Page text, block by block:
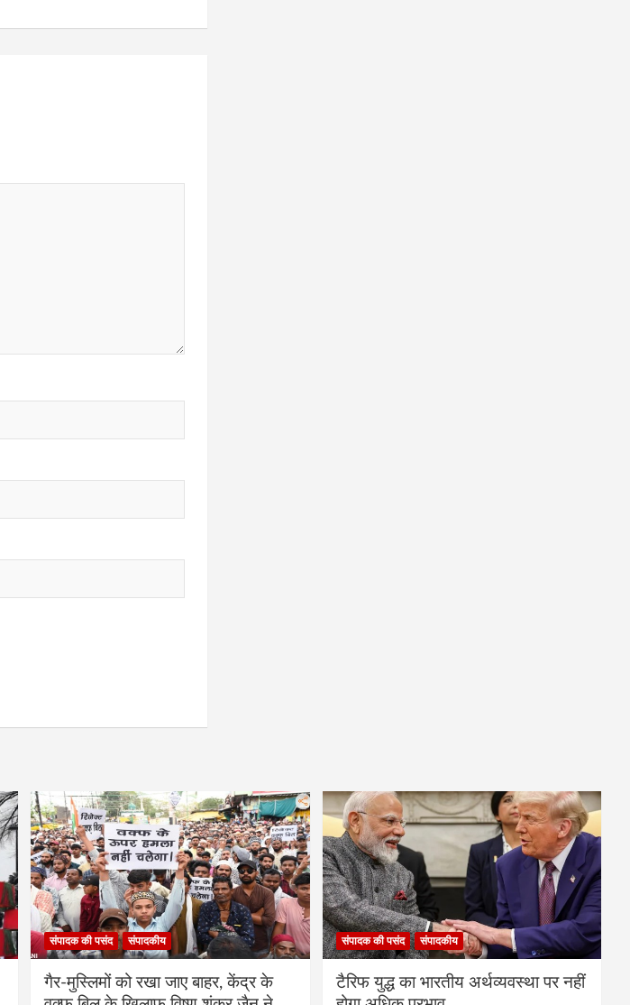
संपादक की पसंद संपादकीय
गैर-मुस्लिमों को रखा जाए बाहर, केंद्र के
संपादक की पसंद संपादकीय
टैरिफ युद्ध का भारतीय अर्थव्यवस्था पर नहीं